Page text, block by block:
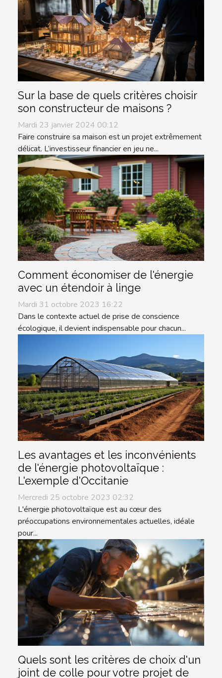
Sur la base de quels critères choisir
son constructeur de maisons ?
Mardi 23 janvier 2024 00:12
Faire construire sa maison est un projet extrêmement
délicat. L’investisseur financier en jeu ne...
Comment économiser de l'énergie
avec un étendoir à linge
Mardi 31 octobre 2023 16:22
Dans le contexte actuel de prise de conscience
écologique, il devient indispensable pour chacun...
Les avantages et les inconvénients
de l'énergie photovoltaïque :
L'exemple d'Occitanie
Mercredi 25 octobre 2023 02:32
L'énergie photovoltaïque est au cœur des
préoccupations environnementales actuelles, idéale
pour...
Quels sont les critères de choix d'un
joint de colle pour votre projet de